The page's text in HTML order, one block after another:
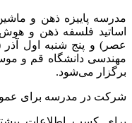
عصر) و پنج شنبه اول
مهندسی دانشگاه قم و
برگزار می‌شود.
شرکت در مدرسه برای